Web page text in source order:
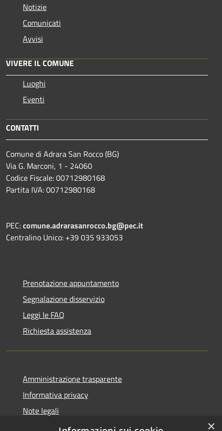
Notizie
Comunicati
Avvisi
VIVERE IL COMUNE
Luoghi
Eventi
CONTATTI
Comune di Adrara San Rocco (BG)
Via G. Marconi, 1 - 24060
Codice Fiscale: 00712980168
Partita IVA: 00712980168
PEC:comune.adrarasanrocco.bg@pec.it
Centralino Unico: +39 035 933053
Prenotazione appuntamento
Segnalazione disservizio
Leggi le FAQ
Richiesta assistenza
Amministrazione trasparente
Informativa privacy
Note legali
Dichiarazione di accessibilità
×